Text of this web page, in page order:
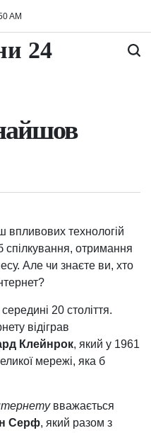
AM
24
впливових технологій
спілкування, отримання
Але чи знаєте ви, хто
20 століття.
відіграв
Клейнрок, який у 1961
мережі, яка б
вважається
Серф, який разом з